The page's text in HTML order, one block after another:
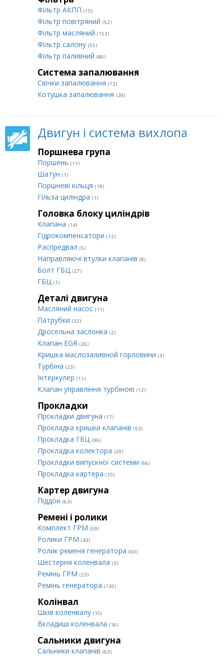
Фільтр АКПП (15)
Фільтр повітряний (52)
Фільтр масляний (153)
Фільтр салону (55)
Фільтр паливний (86)
Система запалювання
Свічки запалювання (72)
Котушка запалювання (29)
Двигун і система вихлопа
Поршнева група
Поршень (11)
Шатун (1)
Поршневі кільця (18)
Гільза циліндра (1)
Головка блоку циліндрів
Клапана (14)
Гідрокомпенсатори (12)
Распредвал (5)
Направляючі втулки клапанів (8)
Болт ГБЦ (27)
ГБЦ (1)
Деталі двигуна
Масляний насос (11)
Патрубки (32)
Дросельна заслонка (2)
Клапан EGR (26)
Кришка маслозаливной горловини (3)
Турбіна (23)
Інтеркулер (11)
Клапан управління турбіною (12)
Прокладки
Прокладки двигуна (17)
Прокладка кришки клапанів (53)
Прокладка ГБЦ (96)
Прокладка колектора (29)
Прокладки випускної системи (66)
Прокладка картера (10)
Картер двигуна
Піддон (63)
Ремені і ролики
Комплект ГРМ (59)
Ролики ГРМ (43)
Ролик ременя генератора (60)
Шестерня коленвала (3)
Ремінь ГРМ (23)
Ремінь генератора (120)
Колінвал
Шків коленвалу (10)
Вкладиші коленвала (16)
Сальники двигуна
Сальники клапанів (63)